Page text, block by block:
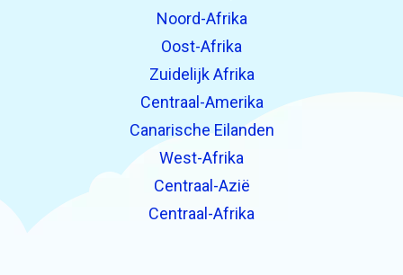
Noord-Afrika
Oost-Afrika
Zuidelijk Afrika
Centraal-Amerika
Canarische Eilanden
West-Afrika
Centraal-Azië
Centraal-Afrika